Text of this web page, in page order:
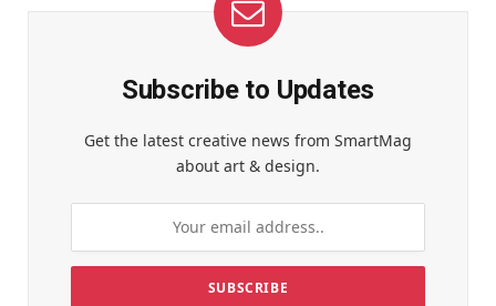
Subscribe to Updates
Get the latest creative news from SmartMag
about art & design.